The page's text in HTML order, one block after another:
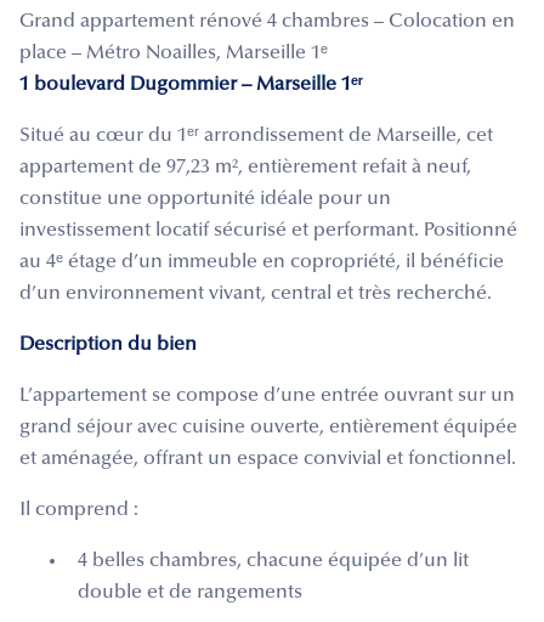
Grand appartement rénové 4 chambres – Colocation en
place – Métro Noailles, Marseille 1ᵉ
1 boulevard Dugommier – Marseille 1ᵉʳ
Situé au cœur du 1ᵉʳ arrondissement de Marseille, cet
appartement de 97,23 m², entièrement refait à neuf,
constitue une opportunité idéale pour un
investissement locatif sécurisé et performant. Positionné
au 4ᵉ étage d’un immeuble en copropriété, il bénéficie
d’un environnement vivant, central et très recherché.
Description du bien
L’appartement se compose d’une entrée ouvrant sur un
grand séjour avec cuisine ouverte, entièrement équipée
et aménagée, offrant un espace convivial et fonctionnel.
Il comprend :
4 belles chambres, chacune équipée d’un lit
double et de rangements